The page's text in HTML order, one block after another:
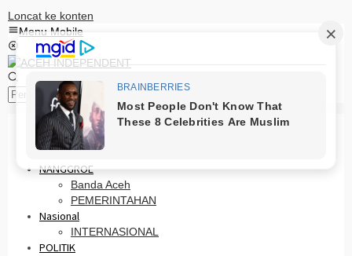
Loncat ke konten
Menu Mobile
HOME
PRO OTONOMI
NANGGROE
Banda Aceh
PEMERINTAHAN
Nasional
INTERNASIONAL
POLITIK